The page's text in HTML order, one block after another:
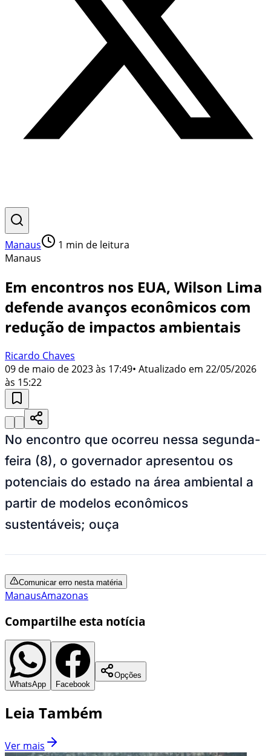
Manaus 1 min de leitura
Manaus
Em encontros nos EUA, Wilson Lima
defende avanços econômicos com
redução de impactos ambientais
Ricardo Chaves
09 de maio de 2023 às 17:49• Atualizado em 22/05/2026
às 15:22
No encontro que ocorreu nessa segunda-
feira (8), o governador apresentou os
potenciais do estado na área ambiental a
partir de modelos econômicos
sustentáveis; ouça
Comunicar erro nesta matéria
ManausAmazonas
Compartilhe esta notícia
WhatsApp Facebook
Opções
Leia Também
Ver mais